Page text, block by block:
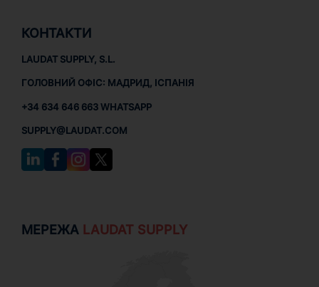
КОНТАКТИ
LAUDAT SUPPLY, S.L.
ГОЛОВНИЙ ОФІС: МАДРИД, ІСПАНІЯ
+34 634 646 663 WHATSAPP
SUPPLY@LAUDAT.COM
МЕРЕЖА LAUDAT SUPPLY